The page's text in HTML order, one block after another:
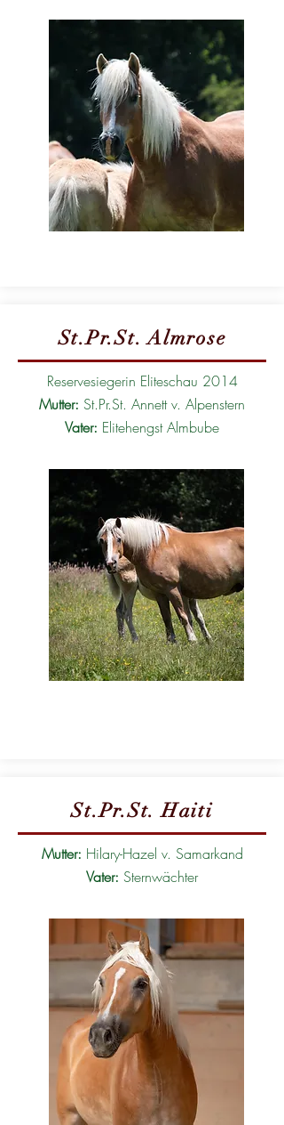
St.Pr.St. Almrose
Reservesiegerin Eliteschau 2014
Mutter: St.Pr.St. Annett v. Alpenstern
Vater: Elitehengst Almbube
St.Pr.St. Haiti
Mutter: Hilary-Hazel v. Samarkand
Vater: Sternwächter